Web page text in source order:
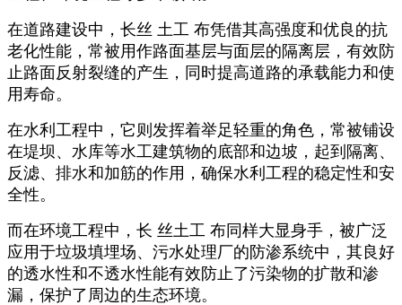
在道路建设中，长丝 土工 布凭借其高强度和优良的抗
老化性能，常被用作路面基层与面层的隔离层，有效防
止路面反射裂缝的产生，同时提高道路的承载能力和使
用寿命。
在水利工程中，它则发挥着举足轻重的角色，常被铺设
在堤坝、水库等水工建筑物的底部和边坡，起到隔离、
反滤、排水和加筋的作用，确保水利工程的稳定性和安
全性。
而在环境工程中，长 丝土工 布同样大显身手，被广泛
应用于垃圾填埋场、污水处理厂的防渗系统中，其良好
的透水性和不透水性能有效防止了污染物的扩散和渗
漏，保护了周边的生态环境。